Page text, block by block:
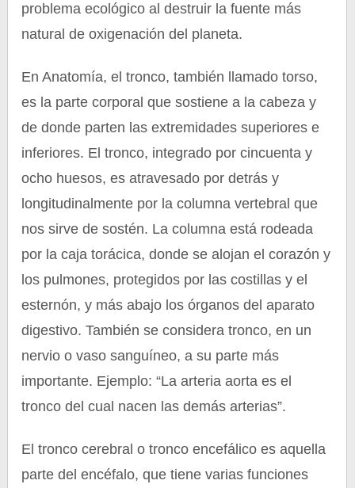
problema ecológico al destruir la fuente más
natural de oxigenación del planeta.
En Anatomía, el tronco, también llamado torso,
es la parte corporal que sostiene a la cabeza y
de donde parten las extremidades superiores e
inferiores. El tronco, integrado por cincuenta y
ocho huesos, es atravesado por detrás y
longitudinalmente por la columna vertebral que
nos sirve de sostén. La columna está rodeada
por la caja torácica, donde se alojan el corazón y
los pulmones, protegidos por las costillas y el
esternón, y más abajo los órganos del aparato
digestivo. También se considera tronco, en un
nervio o vaso sanguíneo, a su parte más
importante. Ejemplo: “La arteria aorta es el
tronco del cual nacen las demás arterias”.
El tronco cerebral o tronco encefálico es aquella
parte del encéfalo, que tiene varias funciones